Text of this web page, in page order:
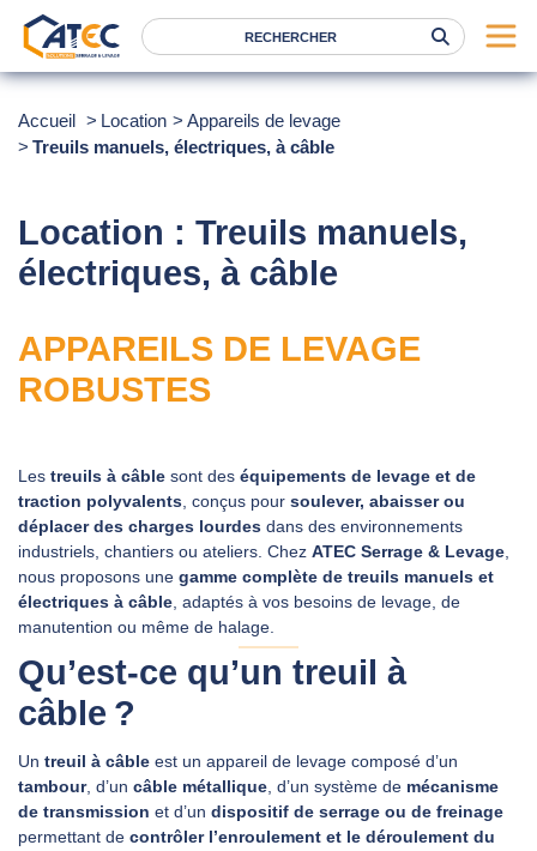
Levage
Marques
Services
FAQ
RSE
DEMANDER UN DEVIS
Accueil Location
Appareils de levage
Treuils manuels, électriques, à câble
Location : Treuils manuels,
électriques, à câble
APPAREILS DE LEVAGE
ROBUSTES
Les treuils à câble sont des équipements de levage et de
traction polyvalents , conçus pour soulever, abaisser ou
déplacer des charges lourdes dans des environnements
industriels, chantiers ou ateliers. Chez ATEC Serrage & Levage
nous proposons une gamme complète de treuils manuels et
électriques à câble , adaptés à vos besoins de levage, de
manutention ou même de halage.
Qu’est‑ce qu’un treuil à
câble ?
Un treuil à câble est un appareil de levage composé d’un
tambour, d’un câble métallique, d’un système de mécanisme
de transmission et d’un dispositif de serrage ou de freinage
permettant de contrôler l’enroulement et le déroulement du